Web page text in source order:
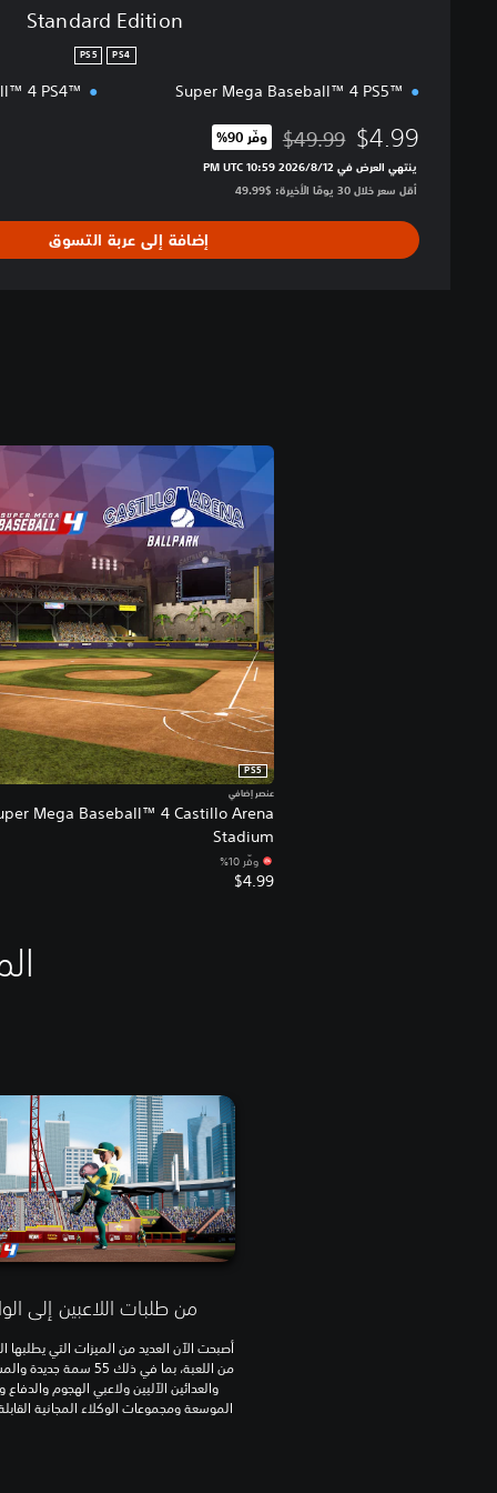
Standard Edition
PS4
PS5
Super Mega Baseball™ 4 PS5™‎
4 PS4™‎
$4.99 مخصوم من السعر الأصلي البالغ $49.99‏
$49.99 وفّر 90%‏
ينتهي العرض في 12‏/8‏/2026 10:59 PM UTC‏
أقل سعر خلال 30 يومًا الأخيرة: $49.99‏
إضافة إلى عربة التسوق
Mega Baseball™ 4 Castillo Arena
Stadium
PS5
عنصر إضافي
وفّر 10%‏
$4.99
من طلبات اللاعبين إلى
أصبحت الآن العديد من الميزات التي يطلبها
من اللعبة، بما في ذلك 55 سمة
والعدائين الآليين ولاعبي الهجوم والدفاع
الموسعة ومجموعات الوكلاء المجانية